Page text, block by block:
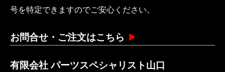
号を特定できますのでご安心ください。
お問合せ・ご注文はこちら
有限会社 パーツスペシャリスト山口